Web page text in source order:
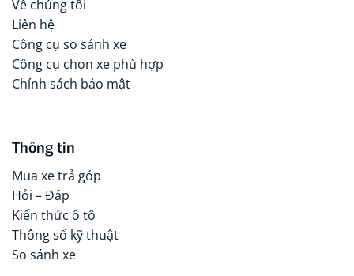
Về chúng tôi
Liên hệ
Công cụ so sánh xe
Công cụ chọn xe phù hợp
Chính sách bảo mật
Thông tin
Mua xe trả góp
Hỏi – Đáp
Kiến thức ô tô
Thông số kỹ thuật
So sánh xe